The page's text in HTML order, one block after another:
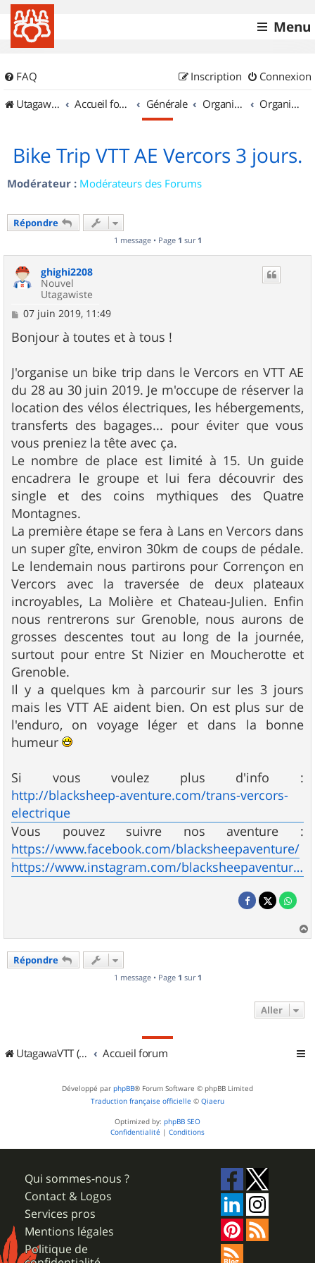
Menu
FAQ Connexion
Inscription
UtagawaVTT (Randos VTT et VTTAE avec traces GPS)
Accueil forum Générale Organisation de sorties & Recherche de partenaires Organisation de sorties en région Rhône Alpes
Bike Trip VTT AE Vercors 3 jours.
Modérateur : Modérateurs des Forums
Répondre
1 message • Page 1 sur 1
ghighi2208
Nouvel
Utagawiste
M
s
s
g
e
07 juin 2019, 11:49
Bonjour à toutes et à tous !
J'organise un bike trip dans le Vercors en VTT AE
du 28 au 30 juin 2019. Je m'occupe de réserver la
location des vélos électriques, les hébergements,
transferts des bagages... pour éviter que vous
vous preniez la tête avec ça.
Le nombre de place est limité à 15. Un guide
encadrera le groupe et lui fera découvrir des
single et des coins mythiques des Quatre
Montagnes.
La première étape se fera à Lans en Vercors dans
un super gîte, environ 30km de coups de pédale.
Le lendemain nous partirons pour Corrençon en
Vercors avec la traversée de deux plateaux
incroyables, La Molière et Chateau-Julien. Enfin
nous rentrerons sur Grenoble, nous aurons de
grosses descentes tout au long de la journée,
surtout pour entre St Nizier en Moucherotte et
Grenoble.
Il y a quelques km à parcourir sur les 3 jours
mais les VTT AE aident bien. On est plus sur de
l'enduro, on voyage léger et dans la bonne
humeur
Si vous voulez plus d'info :
http://blacksheep-aventure.com/trans-vercors-
electrique
Vous pouvez suivre nos aventure :
https://www.facebook.com/blacksheepaventure/
https://www.instagram.com/blacksheepaventure/
a
Répondre
1 message • Page 1 sur 1
Aller
UtagawaVTT (Randos VTT et VTTAE avec traces GPS) Accueil forum
Développé par phpBB® Forum Software © phpBB Limited
Traduction française officielle © Qiaeru
Optimized by: phpBB SEO
Confidentialité | Conditions
Qui sommes-nous ?
Contact & Logos
Services pros
Mentions légales
Politique de